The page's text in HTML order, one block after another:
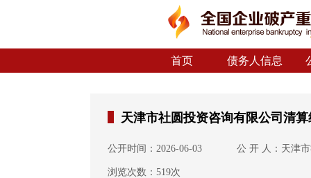
首页 债务人信息
天津市社圆投资咨询有限公司清
公开时间：2026-06-03 公 开 人：天津
浏览次数：519次